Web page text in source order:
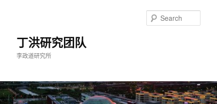
content丁洪研究团队
李政道研究所